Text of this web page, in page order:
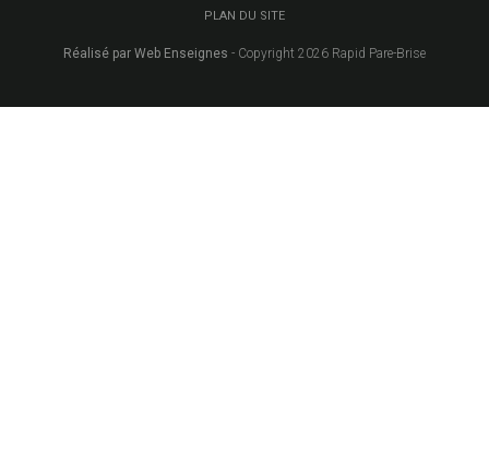
PLAN DU SITE
Réalisé par Web Enseignes - Copyright 2026 Rapid Pare-Brise